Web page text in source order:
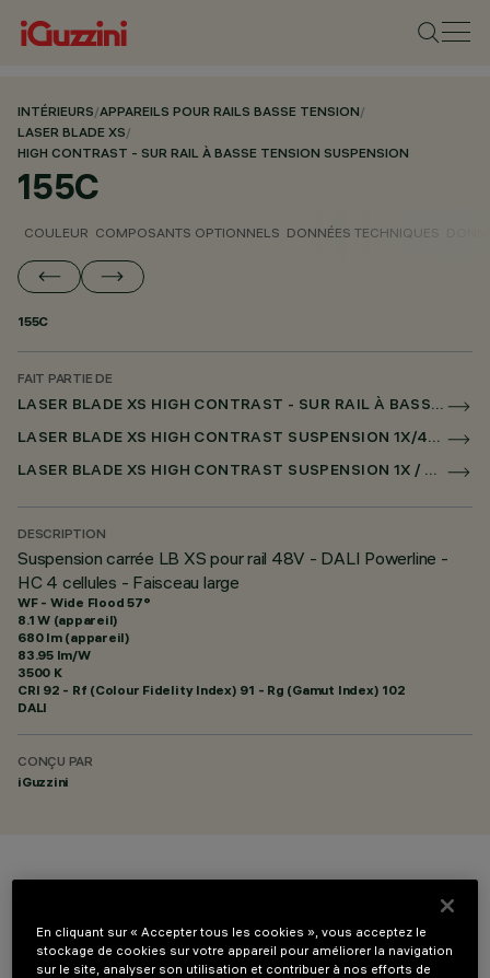
INTÉRIEURS/APPAREILS POUR RAILS BASSE TENSION/
LASER BLADE XS/
HIGH CONTRAST - SUR RAIL À BASSE TENSION SUSPENSION
155C
COULEUR COMPOSANTS OPTIONNELS DONNÉES TECHNIQUES
155C
FAIT PARTIE DE
LASER BLADE XS HIGH CONTRAST - SUR RAIL À BASSE TENSION SUSPENSION
LASER BLADE XS HIGH CONTRAST SUSPENSION 1X/4X/9X SUR RAIL LOW VOLTAGE DALI POWERLINE
LASER BLADE XS HIGH CONTRAST SUSPENSION 1X / 4X / 9X POUR SUPERRAIL DALI POWERLINE
DESCRIPTION
Suspension carrée LB XS pour rail 48V - DALI Powerline -
HC 4 cellules - Faisceau large
WF - Wide Flood 57°
8.1 W (appareil)
680 lm (appareil)
83.95 lm/W
3500 K
CRI 92 - Rf (Colour Fidelity Index) 91 - Rg (Gamut Index) 102
DALI
CONÇU PAR
iGuzzini
En cliquant sur « Accepter tous les cookies », vous acceptez le
stockage de cookies sur votre appareil pour améliorer la navigation
sur le site, analyser son utilisation et contribuer à nos efforts de